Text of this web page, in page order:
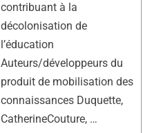
contribuant à la
décolonisation de
l’éducation
Auteurs/développeurs du
produit de mobilisation des
connaissances Duquette,
CatherineCouture, …